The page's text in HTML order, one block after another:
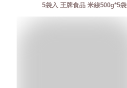
5袋入 王牌食品 米線500g*5袋